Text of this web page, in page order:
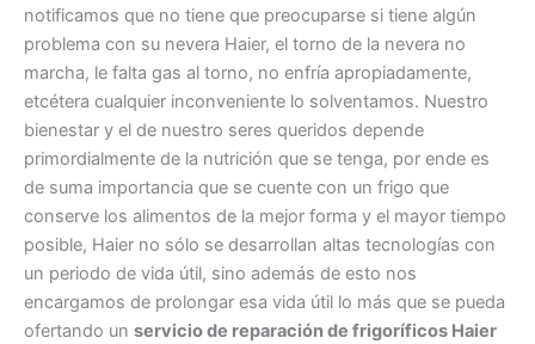
notificamos que no tiene que preocuparse si tiene algún
problema con su nevera Haier, el torno de la nevera no
marcha, le falta gas al torno, no enfría apropiadamente,
etcétera cualquier inconveniente lo solventamos. Nuestro
bienestar y el de nuestro seres queridos depende
primordialmente de la nutrición que se tenga, por ende es
de suma importancia que se cuente con un frigo que
conserve los alimentos de la mejor forma y el mayor tiempo
posible, Haier no sólo se desarrollan altas tecnologías con
un periodo de vida útil, sino además de esto nos
encargamos de prolongar esa vida útil lo más que se pueda
ofertando un servicio de reparación de frigoríficos Haier